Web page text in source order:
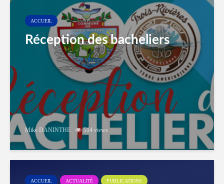
ACCUEIL
Réception des bacheliers
Mike DANINTHE 514 views
ACCUEIL ACTUALITÉ PUBLICATIONS